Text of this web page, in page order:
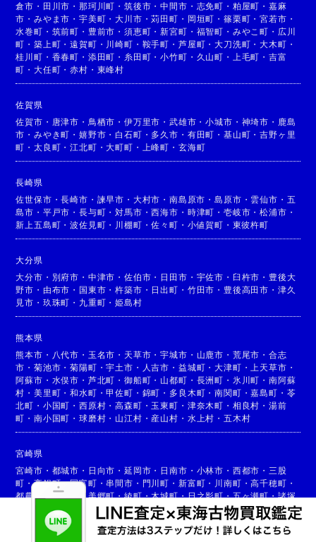
倉市 ・ 田川市 ・那珂川町 ・筑後市 ・中間市 ・ 志免町 ・ 粕屋町 ・ 嘉麻
市 ・みやま市 ・宇美町 ・大川市 ・苅田町 ・ 岡垣町 ・ 篠栗町 ・宮若市 ・
水巻町 ・ 筑前町 ・ 豊前市 ・須恵町 ・新宮町 ・ 福智町 ・ みやこ町 ・ 広川
町 ・築上町 ・遠賀町 ・ 川崎町 ・ 鞍手町 ・ 芦屋町 ・大刀洗町 ・大木町 ・
桂川町 ・ 香春町 ・ 添田町 ・ 糸田町 ・小竹町 ・ 久山町 ・ 上毛町 ・ 吉富
町 ・大任町 ・赤村 ・ 東峰村
佐賀県
佐賀市 ・ 唐津市 ・ 鳥栖市 ・伊万里市 ・武雄市 ・小城市 ・ 神埼市 ・ 鹿島
市 ・みやき町 ・嬉野市 ・ 白石町 ・ 多久市 ・ 有田町 ・ 基山町 ・吉野ヶ里
町 ・太良町 ・江北町 ・大町町 ・ 上峰町 ・ 玄海町
長崎県
佐世保市 ・長崎市 ・ 諫早市 ・ 大村市 ・南島原市 ・島原市 ・ 雲仙市 ・ 五
島市 ・ 平戸市 ・長与町 ・対馬市 ・西海市 ・ 時津町 ・ 壱岐市 ・松浦市 ・
新上五島町 ・波佐見町 ・ 川棚町 ・佐々町 ・ 小値賀町 ・ 東彼杵町
大分県
大分市 ・ 別府市 ・ 中津市 ・佐伯市 ・ 日田市 ・ 宇佐市 ・ 臼杵市 ・ 豊後大
野市 ・ 由布市 ・ 国東市 ・杵築市 ・ 日出町 ・ 竹田市 ・ 豊後高田市 ・ 津久
見市 ・ 玖珠町 ・ 九重町 ・姫島村
熊本県
熊本市 ・ 八代市 ・ 玉名市 ・ 天草市 ・宇城市 ・ 山鹿市 ・ 荒尾市 ・ 合志
市 ・菊池市 ・菊陽町 ・宇土市 ・ 人吉市 ・ 益城町 ・大津町 ・ 上天草市 ・
阿蘇市 ・ 水俣市 ・ 芦北町 ・御船町 ・ 山都町 ・ 長洲町 ・ 氷川町 ・ 南阿蘇
村 ・美里町 ・和水町 ・甲佐町 ・ 錦町 ・ 多良木町 ・南関町 ・嘉島町 ・ 苓
北町 ・ 小国町 ・西原村 ・高森町 ・ 玉東町 ・ 津奈木町 ・ 相良村 ・ 湯前
町 ・南小国町 ・球磨村 ・ 山江村 ・ 産山村 ・ 水上村 ・ 五木村
宮崎県
宮崎市 ・ 都城市 ・ 日向市 ・延岡市 ・ 日南市 ・ 小林市 ・ 西都市 ・ 三股
町 ・高鍋町・国富町 ・ 串間市 ・ 門川町 ・ 新富町 ・ 川南町 ・高千穂町 ・
都農町
高原町 ・美郷町・綾町・木城町・日之影町・五ヶ瀬町・諸塚
椎葉村・ 西米良村